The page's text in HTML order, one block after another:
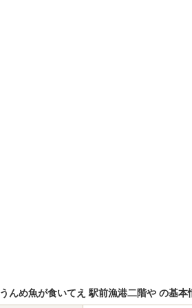
うんめ魚が食いてえ 駅前漁港二階や の基本